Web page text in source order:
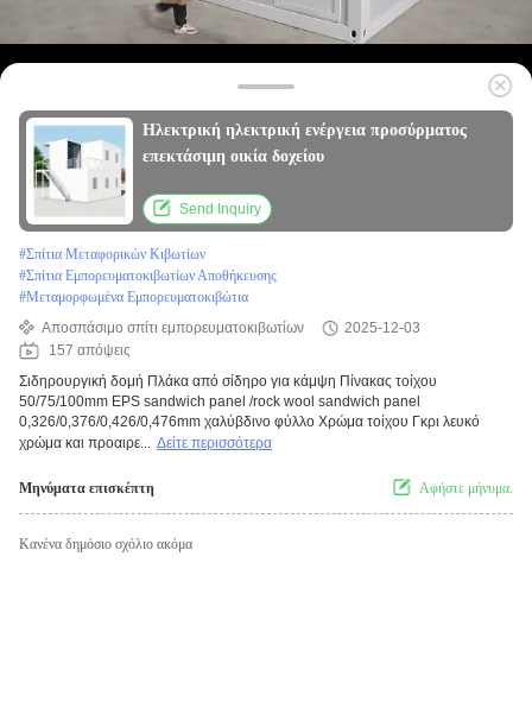
Ηλεκτρική ηλεκτρική ενέργεια προσύρματος
επεκτάσιμη οικία δοχείου
Send Inquiry
#Σπίτια Μεταφορικών Κιβωτίων
#Σπίτια Εμπορευματοκιβωτίων Αποθήκευσης
#Μεταμορφωμένα Εμπορευματοκιβώτια
Αποσπάσιμο σπίτι εμπορευματοκιβωτίων
2025-12-03
157 απόψεις
Σιδηρουργική δομή Πλάκα από σίδηρο για κάμψη Πίνακας τοίχου
50/75/100mm EPS sandwich panel /rock wool sandwich panel
0,326/0,376/0,426/0,476mm χαλύβδινο φύλλο Χρώμα τοίχου Γκρι λευκό
χρώμα και προαιρε... Δείτε περισσότερα
Μηνύματα επισκέπτη Αφήστε μήνυμα.
Κανένα δημόσιο σχόλιο ακόμα